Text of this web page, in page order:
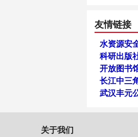
友情链接
水资源安
科研出版
开放图书
长江中三
武汉丰元
关于我们